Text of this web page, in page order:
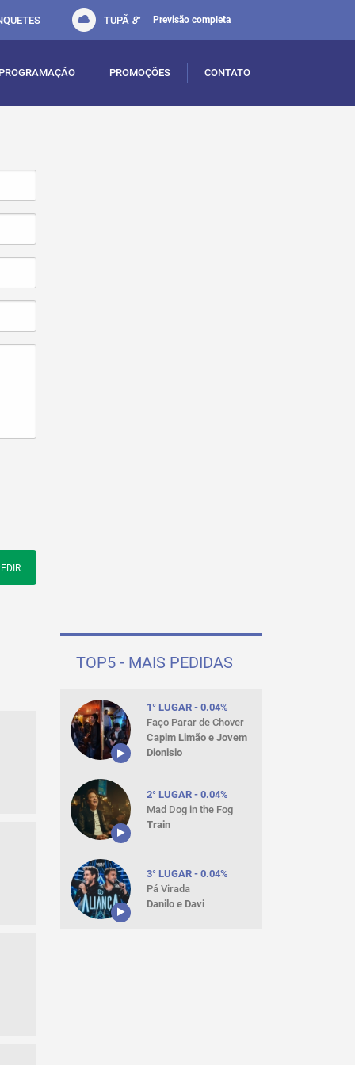
TUPÃ 8° Previsão completa
PROMOÇÕES CONTATO
TOP5 - MAIS PEDIDAS
1° LUGAR - 0.04%
Faço Parar de Chover
Capim Limão e Jovem
Dionisio
2° LUGAR - 0.04%
Mad Dog in the Fog
Train
3° LUGAR - 0.04%
Pá Virada
Danilo e Davi